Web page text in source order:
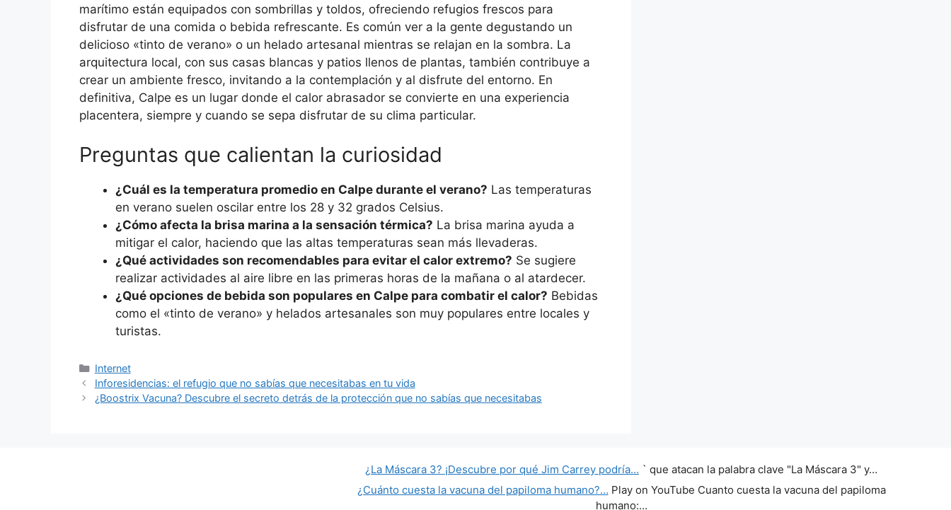
marítimo están equipados con sombrillas y toldos, ofreciendo refugios frescos para
disfrutar de una comida o bebida refrescante. Es común ver a la gente degustando un
delicioso «tinto de verano» o un helado artesanal mientras se relajan en la sombra. La
arquitectura local, con sus casas blancas y patios llenos de plantas, también contribuye a
crear un ambiente fresco, invitando a la contemplación y al disfrute del entorno. En
definitiva, Calpe es un lugar donde el calor abrasador se convierte en una experiencia
placentera, siempre y cuando se sepa disfrutar de su clima particular.
Preguntas que calientan la curiosidad
¿Cuál es la temperatura promedio en Calpe durante el verano? Las temperaturas
en verano suelen oscilar entre los 28 y 32 grados Celsius.
¿Cómo afecta la brisa marina a la sensación térmica? La brisa marina ayuda a
mitigar el calor, haciendo que las altas temperaturas sean más llevaderas.
¿Qué actividades son recomendables para evitar el calor extremo? Se sugiere
realizar actividades al aire libre en las primeras horas de la mañana o al atardecer.
¿Qué opciones de bebida son populares en Calpe para combatir el calor? Bebidas
como el «tinto de verano» y helados artesanales son muy populares entre locales y
turistas.
Categorías
Internet
Inforesidencias: el refugio que no sabías que necesitabas en tu vida
¿Boostrix Vacuna? Descubre el secreto detrás de la protección que no sabías que necesitabas
¿La Máscara 3? ¡Descubre por qué Jim Carrey podría… ` que atacan la palabra clave "La Máscara 3" y…
¿Cuánto cuesta la vacuna del papiloma humano?… Play on YouTube Cuanto cuesta la vacuna del papiloma
humano:…